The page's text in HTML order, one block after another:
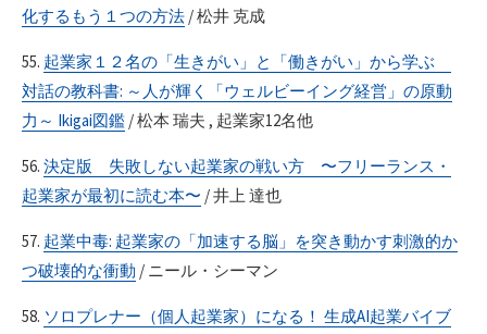
化するもう１つの方法 / 松井 克成
55. 起業家１２名の「生きがい」と「働きがい」から学ぶ
対話の教科書: ～人が輝く「ウェルビーイング経営」の原動
力～ Ikigai図鑑 / 松本 瑞夫 , 起業家12名他
56. 決定版 失敗しない起業家の戦い方 〜フリーランス・
起業家が最初に読む本〜 / 井上 達也
57. 起業中毒: 起業家の「加速する脳」を突き動かす刺激的か
つ破壊的な衝動 / ニール・シーマン
58. ソロプレナー（個人起業家）になる！ 生成AI起業バイブ